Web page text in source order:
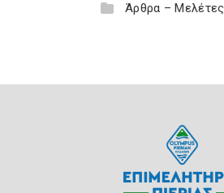
Άρθρα – Μελέτες